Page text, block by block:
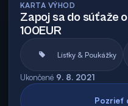
KARTA VÝHOD
Zapoj sa do súťaže
100EUR
Lístky & Poukážky
Ukončené 9. 8. 2021
Pozrieť